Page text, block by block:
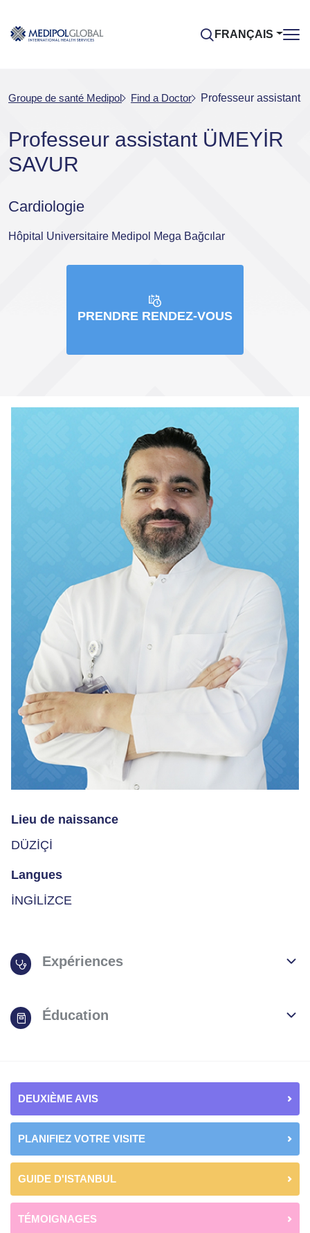
FRANÇAIS
Groupe de santé Medipol Find a Doctor Professeur assistant
Professeur assistant ÜMEYİR
SAVUR
Cardiologie
Hôpital Universitaire Medipol Mega Bağcılar
PRENDRE RENDEZ-VOUS
Lieu de naissance
DÜZİÇİ
Langues
İNGİLİZCE
Expériences
Éducation
DEUXIÈME AVIS
PLANIFIEZ VOTRE VISITE
GUIDE D'ISTANBUL
TÉMOIGNAGES